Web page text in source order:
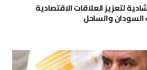
لتعزيز العلاقات الاقتصادية
والساحل